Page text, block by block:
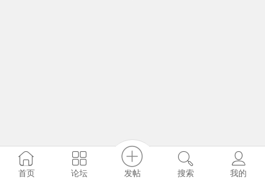
首页 论坛 发帖 搜索 我的